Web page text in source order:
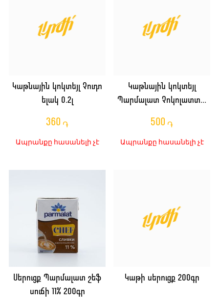
Կաթնային կոկտեյլ Չուդո
ելակ 0.2լ
360 ֏
Ապրանքը հասանելի չէ
Կաթնային կոկտեյլ
Պարմալատ Չոկոլատտա
500 ֏
Ապրանքը հասանելի չէ
Սերուցք Պարմալատ շեֆ
սուճի 11% 200գր
Կաթի սերուցք 200գր